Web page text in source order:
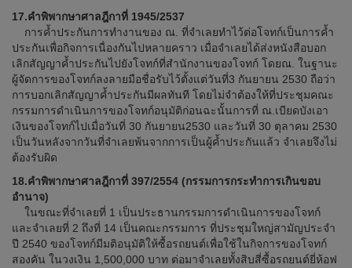
17.คำพิพากษาศาลฎีกาที่ 1945/2537
การค้ำประกันการทำงานของ ณ. ที่จำเลยทำไว้ต่อโจทก์เป็นการค้ำ
ประกันเพื่อกิจการเนื่องกันไปหลายคราว เมื่อจำเลยได้ส่งหนังสือบอก
เลิกสัญญาค้ำประกันไปยังโจทก์ที่สำนักงานของโจทก์ โดยณ. ในฐานะ
ผู้จัดการของโจทก์ลงลายมือชื่อรับไว้ตั้งแต่วันที่3 กันยายน 2530 ถือว่า
การบอกเลิกสัญญาค้ำประกันมีผลทันที โดยไม่จำต้องให้ที่ประชุมคณะ
กรรมการดำเนินการของโจทก์อนุมัติก่อนฉะนั้นการที่ ณ.เบียดบังเอา
เงินของโจทก์ไปเมื่อวันที่ 30 กันยายน2530 และวันที่ 30 ตุลาคม 2530
เป็นวันหลังจากวันที่จำเลยพ้นจากการเป็นผู้ค้ำประกันแล้ว จำเลยจึงไม่
ต้องรับผิด
18.คำพิพากษาศาลฎีกาที่ 397/2554 (กรรมการกระทำการเกินขอบ
อำนาจ)
ในขณะที่จำเลยที่ 1 เป็นประธานกรรมการดำเนินการของโจทก์
และจำเลยที่ 2 ถึงที่ 14 เป็นคณะกรรมการ ที่ประชุมใหญ่สามัญประจำ
ปี 2540 ของโจทก์มีมติอนุมัติให้ซื้อรถยนต์เพื่อใช้ในกิจการของโจทก์
สองคัน ในวงเงิน 1,500,000 บาท ต่อมาจำเลยทั้งสิบสี่ซื้อรถยนต์ยี่ห้อฟ